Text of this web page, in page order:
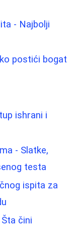
- Najbolji
postići bogat
ishrani i
- Slatke,
testa
ispita za
čini